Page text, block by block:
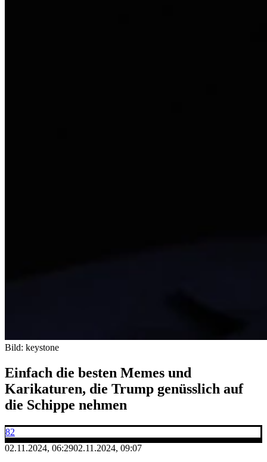
Bild: keystone
Einfach die besten Memes und
Karikaturen, die Trump genüsslich auf
die Schippe nehmen
82
02.11.2024, 06:2902.11.2024, 09:07